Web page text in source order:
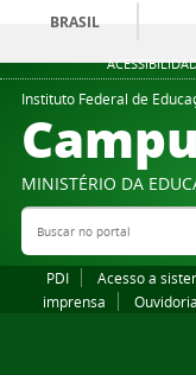
BRASIL
Instituto Federal de
MINISTÉRIO DA
Buscar no portal
PDI Acesso a
imprensa
Ouvidoria